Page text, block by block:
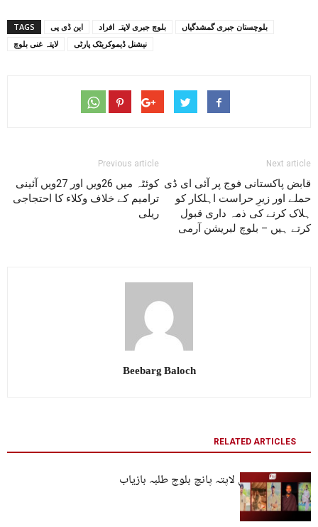
TAGS این ڈی پی بلوچ جبری لاپتہ افراد
بلوچستان جبری گمشدگیاں
لاپتہ غنی بلوچ
نیشنل ڈیموکریٹک پارٹی
Previous article
کوئٹہ میں 26ویں اور 27ویں آئینی
ترامیم کے خلاف وکلاء کا احتجاجی
ریلی
Next article
قابض پاکستانی فوج پر آئی ای ڈی
حملے اور زیرِ حراست اہلکار کو
ہلاک کرنے کی ذمہ داری قبول
کرتے ہیں – بلوچ لبریشن آرمی
Beebarg Baloch
RELATED ARTICLES
کراچی سے جبری لاپتہ پانچ بلوچ طلبہ بازیاب